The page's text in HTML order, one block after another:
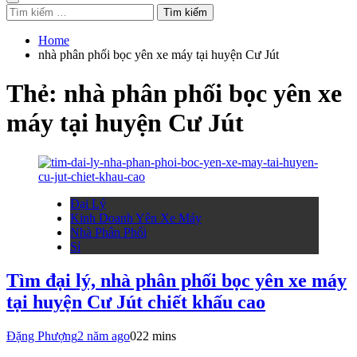
Tìm
kiếm
cho:
Home
nhà phân phối bọc yên xe máy tại huyện Cư Jút
Thẻ: nhà phân phối bọc yên xe
máy tại huyện Cư Jút
Đại Lý
Kinh Doanh Yên Xe Máy
Nhà Phân Phối
Sỉ
Tìm đại lý, nhà phân phối bọc yên xe máy
tại huyện Cư Jút chiết khấu cao
Đặng Phượng2 năm ago022 mins